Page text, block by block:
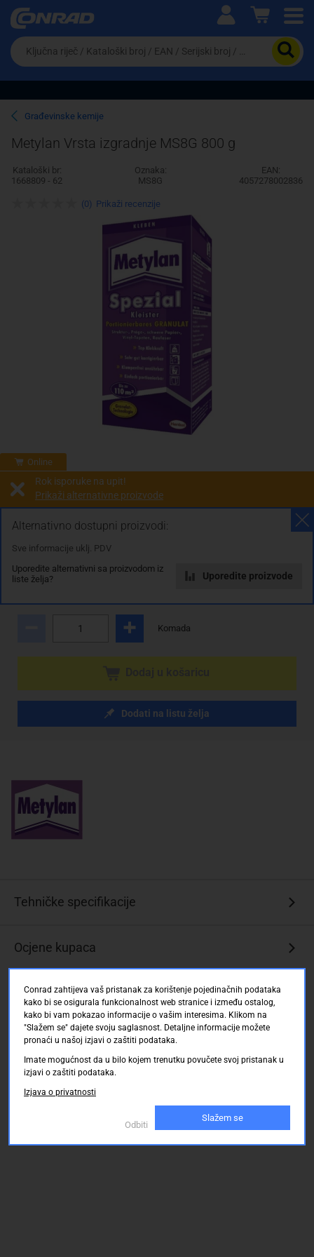
Ova postavka prilagođava asortiman proizvoda i
cijene vašim potrebama.
Pravno lice
Da
biste
potražili
proizvod,
unesite
ključnu
riječ,
kataloški
broj,
EAN
ili
Građevinske kemije
Metylan Vrsta izgradnje MS8G 800 g
Kataloški br:
1668809 - 62
Oznaka:
MS8G
EAN:
4057278002836
Online
Alternativno dostupni proizvodi:
Sve informacije uklj. PDV
Uporedite alternativni sa proizvodom iz
liste želja?
Uporedite proizvode
Rok isporuke na upit!
Prikaži alternativne proizvode
Prodaja i slanje od: Architektengruppe S71 d.o.o.
Cijena na upit
0.00 KM
Komada
Dodati na listu želja
(0) Prikaži recenzije
Tehničke specifikacije
Ocjene kupaca
Conrad zahtijeva vaš pristanak za korištenje pojedinačnih podataka
kako bi se osigurala funkcionalnost web stranice i između ostalog,
kako bi vam pokazao informacije o vašim interesima. Klikom na
"Slažem se" dajete svoju saglasnost. Detaljne informacije možete
pronaći u našoj izjavi o zaštiti podataka.
Imate mogućnost da u bilo kojem trenutku povučete svoj pristanak u
izjavi o zaštiti podataka.
Izjava o privatnosti
Odbiti
Slažem se